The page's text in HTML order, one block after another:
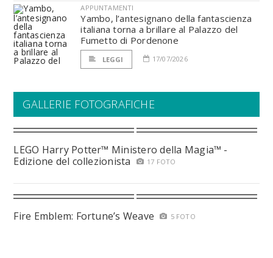
APPUNTAMENTI
Yambo, l’antesignano della fantascienza
italiana torna a brillare al Palazzo del
Fumetto di Pordenone
LEGGI 17/07/2026
GALLERIE FOTOGRAFICHE
LEGO Harry Potter™ Ministero della Magia™ -
Edizione del collezionista
17 FOTO
Fire Emblem: Fortune’s Weave 5 FOTO